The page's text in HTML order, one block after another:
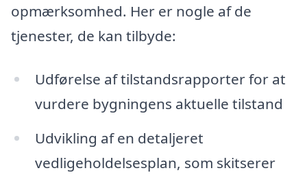
opmærksomhed. Her er nogle af de
tjenester, de kan tilbyde:
Udførelse af tilstandsrapporter for at
vurdere bygningens aktuelle tilstand
Udvikling af en detaljeret
vedligeholdelsesplan, som skitserer